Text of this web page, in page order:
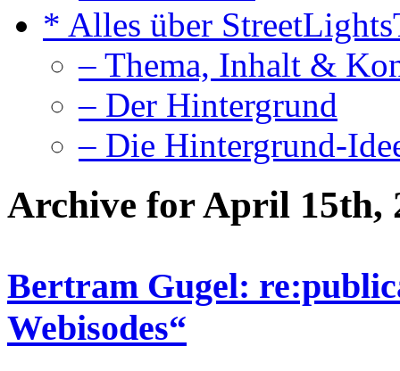
* Alles über
– Thema, Inhalt &
– Der Hintergrund
– Die Hintergrund-
Archive for April 15th,
Bertram Gugel:
Webisodes“